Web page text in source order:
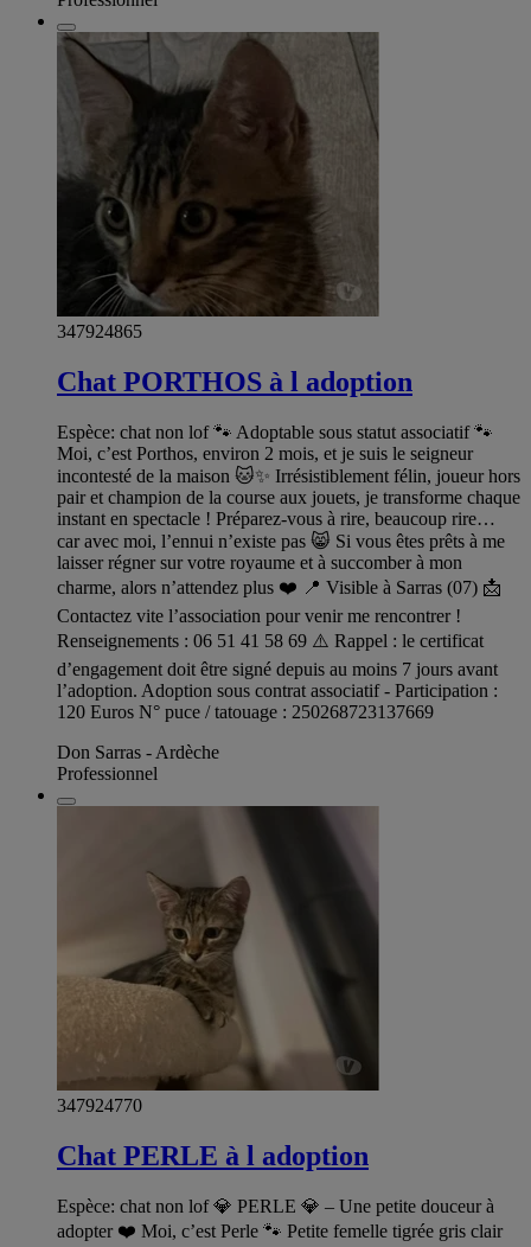
347924865
Chat PORTHOS à l adoption
Espèce: chat non lof 🐾 Adoptable sous statut associatif 🐾
Moi, c’est Porthos, environ 2 mois, et je suis le seigneur
incontesté de la maison 🐱✨ Irrésistiblement félin, joueur hors
pair et champion de la course aux jouets, je transforme chaque
instant en spectacle ! Préparez-vous à rire, beaucoup rire…
car avec moi, l’ennui n’existe pas 😸 Si vous êtes prêts à me
laisser régner sur votre royaume et à succomber à mon
charme, alors n’attendez plus ❤️ 📍 Visible à Sarras (07) 📩
Contactez vite l’association pour venir me rencontrer !
Renseignements : 06 51 41 58 69 ⚠️ Rappel : le certificat
d’engagement doit être signé depuis au moins 7 jours avant
l’adoption. Adoption sous contrat associatif - Participation :
120 Euros N° puce / tatouage : 250268723137669
Don Sarras - Ardèche
Professionnel
347924770
Chat PERLE à l adoption
Espèce: chat non lof 💎 PERLE 💎 – Une petite douceur à
adopter ❤️ Moi, c’est Perle 🐾 Petite femelle tigrée gris clair